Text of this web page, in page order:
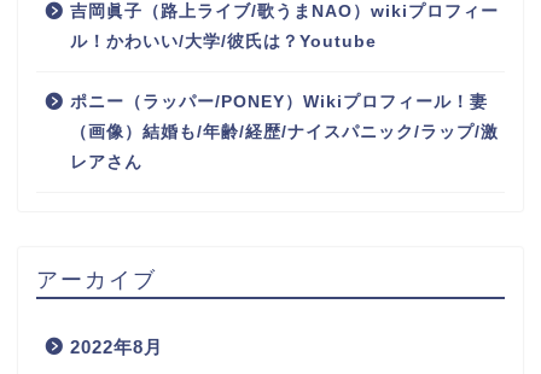
吉岡眞子（路上ライブ/歌うまNAO）wikiプロフィー
ル！かわいい/大学/彼氏は？Youtube
ポニー（ラッパー/PONEY）Wikiプロフィール！妻
（画像）結婚も/年齢/経歴/ナイスパニック/ラップ/激
レアさん
アーカイブ
2022年8月